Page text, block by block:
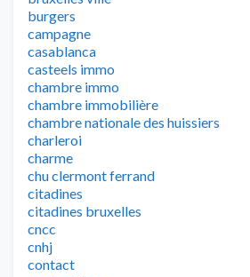
burgers
campagne
casablanca
casteels immo
chambre immo
chambre immobilière
chambre nationale des huissiers
charleroi
charme
chu clermont ferrand
citadines
citadines bruxelles
cncc
cnhj
contact